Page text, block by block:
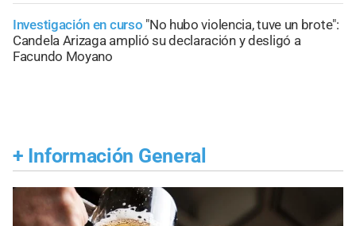
Investigación en curso "No hubo violencia, tuve un brote":
Candela Arizaga amplió su declaración y desligó a
Facundo Moyano
+ Información General